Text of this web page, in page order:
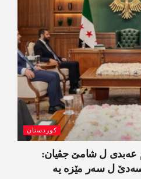
کوردستان
عەبدی ل شامێ جڤیان:
ل سەر مێزە یە